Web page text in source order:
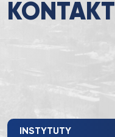
KONTAKT
INSTYTUTY